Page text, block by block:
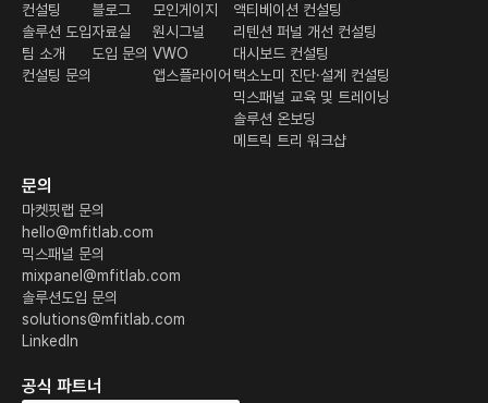
컨설팅
솔루션 도입
팀 소개
컨설팅 문의
블로그
자료실
도입 문의
모인게이지
원시그널
VWO
앱스플라이어
액티베이션 컨설팅
리텐션 퍼널 개선 컨설팅
대시보드 컨설팅
택소노미 진단·설계 컨설팅
믹스패널 교육 및 트레이닝
솔루션 온보딩
메트릭 트리 워크샵
문의
마켓핏랩 문의
hello@mfitlab.com
믹스패널 문의
mixpanel@mfitlab.com
솔루션도입 문의
solutions@mfitlab.com
LinkedIn
공식 파트너